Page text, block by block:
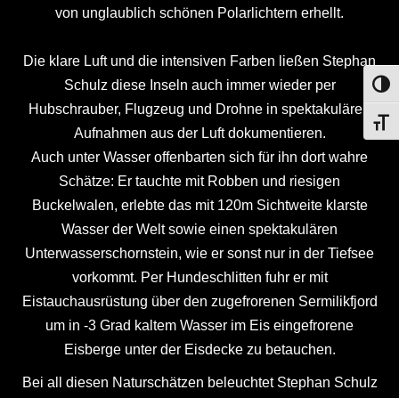
von unglaublich schönen Polarlichtern erhellt.
Die klare Luft und die intensiven Farben ließen Stephan
Schulz diese Inseln auch immer wieder per
Hubschrauber, Flugzeug und Drohne in spektakulären
Aufnahmen aus der Luft dokumentieren.
Auch unter Wasser offenbarten sich für ihn dort wahre
Schätze: Er tauchte mit Robben und riesigen
Buckelwalen, erlebte das mit 120m Sichtweite klarste
Wasser der Welt sowie einen spektakulären
Unterwasserschornstein, wie er sonst nur in der Tiefsee
vorkommt. Per Hundeschlitten fuhr er mit
Eistauchausrüstung über den zugefrorenen Sermilikfjord
um in -3 Grad kaltem Wasser im Eis eingefrorene
Eisberge unter der Eisdecke zu betauchen.
Bei all diesen Naturschätzen beleuchtet Stephan Schulz